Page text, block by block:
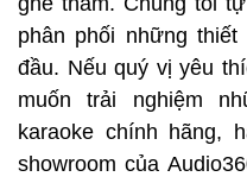
phân phối những
đầu. Nếu quý vị yêu
muốn trải nghiệm
karaoke chính hãng,
showroom của